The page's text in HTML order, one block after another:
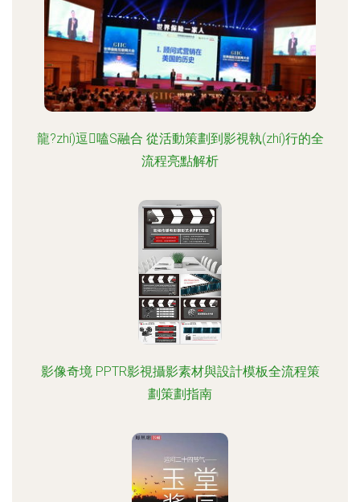
龍?zhí)逗嗑S融合 從活動策劃到影視執(zhí)行的全
流程亮點解析
影像奇境 PPTR影視攝影素材與設計模板全流程策
劃策劃指南